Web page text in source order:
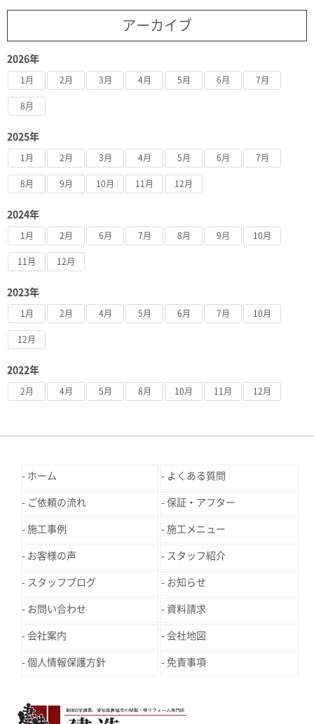
アーカイブ
2026年
1月 2月 3月 4月 5月 6月 7月
8月
2025年
1月 2月 3月 4月 5月 6月 7月
8月 9月 10月 11月 12月
2024年
1月 2月 6月 7月 8月 9月 10月
11月 12月
2023年
1月 2月 4月 5月 6月 7月 10月
12月
2022年
2月 4月 5月 8月 10月 11月 12月
ホーム よくある質問
ご依頼の流れ 保証・アフター
施工事例 施工メニュー
お客様の声 スタッフ紹介
スタッフブログ お知らせ
お問い合わせ 資料請求
会社案内 会社地図
個人情報保護方針 免責事項